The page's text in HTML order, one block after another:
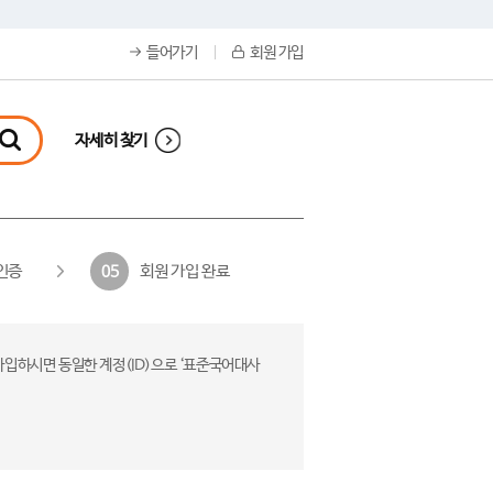
들어가기 회원 가입
자세히 찾기
증 05 회원 가입 완료
하시면 동일한 계정(ID)으로 ‘표준국어대사